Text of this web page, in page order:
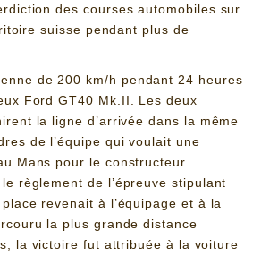
des courses automobiles sur
suisse pendant plus de
de 200 km/h pendant 24 heures
Ford GT40 Mk.II. Les deux
la ligne d’arrivée dans la même
de l’équipe qui voulait une
Mans pour le constructeur
règlement de l’épreuve stipulant
revenait à l’équipage et à la
la plus grande distance
la victoire fut attribuée à la voiture